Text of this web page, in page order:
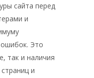
сайта перед
и
Это
так и наличия
и